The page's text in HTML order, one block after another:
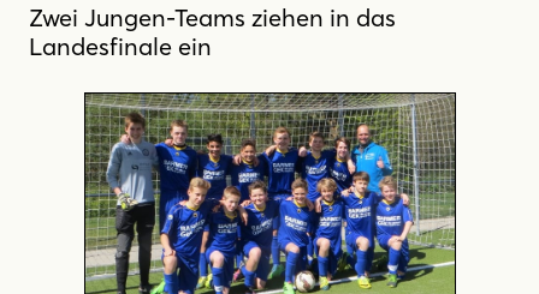
Zwei Jungen-Teams ziehen in das
Landesfinale ein